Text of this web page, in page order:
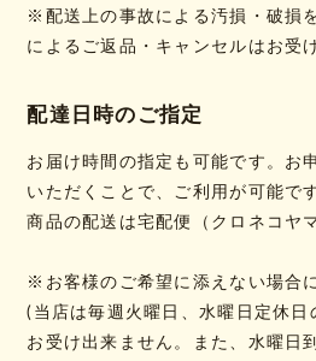
※配送上の事故による汚損・破損
によるご返品・キャンセルはお受
配達日時のご指定
お届け時間の指定も可能です。お
いただくことで、ご利用が可能で
商品の配送は宅配便（クロネコヤ
※お客様のご希望に添えない場合
(当店は毎週火曜日、水曜日定休日
お受け出来ません。また、水曜日